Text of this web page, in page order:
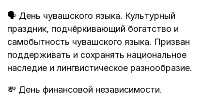
🗣️ День чувашского языка. Культурный
праздник, подчёркивающий богатство и
самобытность чувашского языка. Призван
поддерживать и сохранять национальное
наследие и лингвистическое разнообразие.
💸 День финансовой независимости.